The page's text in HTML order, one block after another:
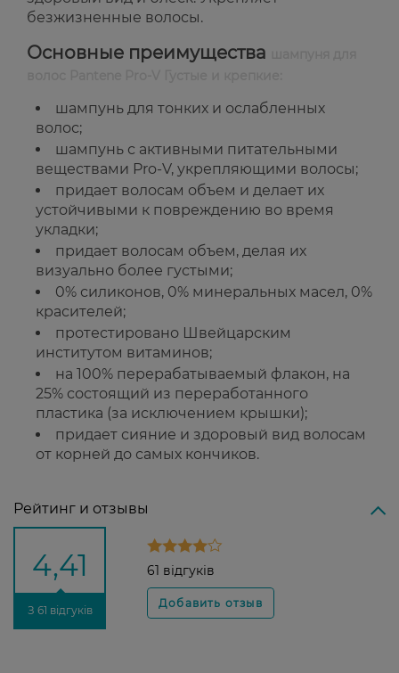
безжизненные волосы.
Основные преимущества
шампунь для тонких и ослабленных
волос;
шампунь с активными питательными
веществами Pro-V, укрепляющими волосы;
придает волосам объем и делает их
устойчивыми к повреждению во время
укладки;
придает волосам объем, делая их
визуально более густыми;
0% силиконов, 0% минеральных масел, 0%
красителей;
протестировано Швейцарским
институтом витаминов;
на 100% перерабатываемый флакон, на
25% состоящий из переработанного
пластика (за исключением крышки);
придает сияние и здоровый вид волосам
от корней до самых кончиков.
Рейтинг и отзывы
4,41
З 61 відгуків
61 відгуків